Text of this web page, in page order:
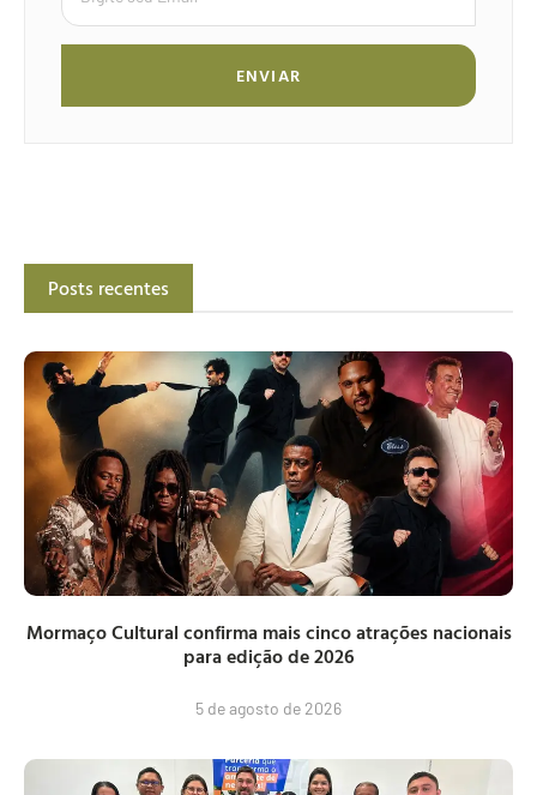
ENVIAR
Posts recentes
Mormaço Cultural confirma mais cinco atrações nacionais
para edição de 2026
5 de agosto de 2026